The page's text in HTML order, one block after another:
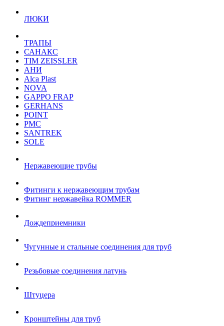
ЛЮКИ
ТРАПЫ
САНАКС
TIM ZEISSLER
АНИ
Alca Plast
NOVA
GAPPO FRAP
GERHANS
POINT
РМС
SANTREK
SOLE
Нержавеющие трубы
Фитинги к нержавеющим трубам
Фитинг нержавейка ROMMER
Дождеприемники
Чугунные и стальные соединения для труб
Резьбовые соединения латунь
Штуцера
Кронштейны для труб